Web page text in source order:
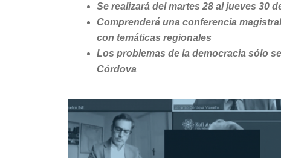
Se realizará del martes 28 al jueves 30
Comprenderá una conferencia
con temáticas regionales
Los problemas de la democracia sólo
Córdova